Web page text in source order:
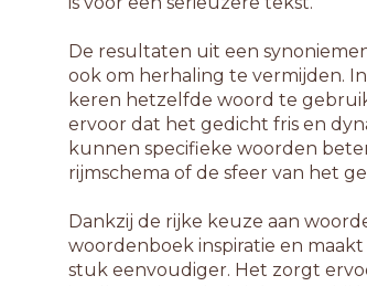
De resultaten uit een
ook om herhaling te vermijden.
keren hetzelfde woord te
ervoor dat het gedicht fris en
kunnen specifieke woorden
rijmschema of de sfeer van het
Dankzij de rijke keuze aan
woordenboek inspiratie en
stuk eenvoudiger. Het zorgt